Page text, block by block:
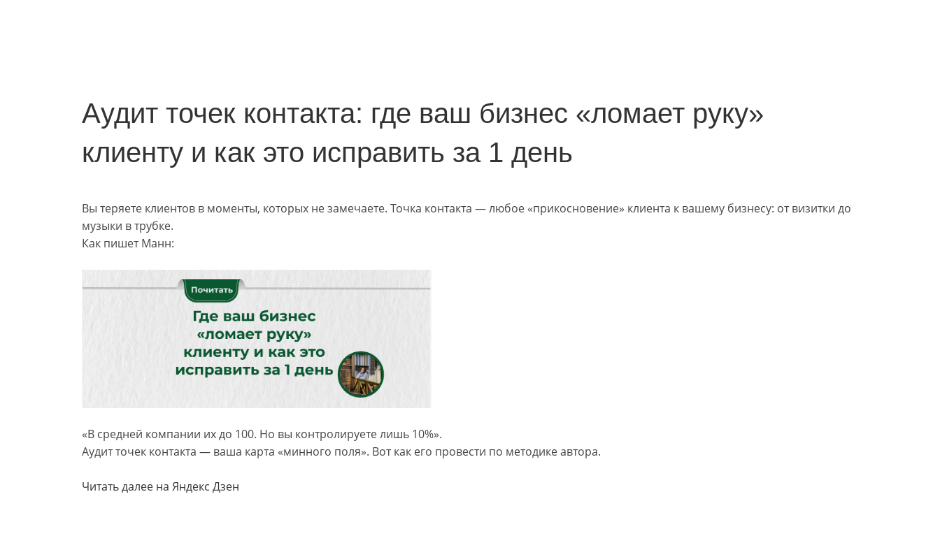
Аудит точек контакта: где ваш бизнес «ломает руку»
клиенту и как это исправить за 1 день
Вы теряете клиентов в моменты, которых не замечаете. Точка контакта — любое «прикосновение» клиента к вашему бизнесу: от визитки до
музыки в трубке.
Как пишет Манн:
«В средней компании их до 100. Но вы контролируете лишь 10%».
Аудит точек контакта — ваша карта «минного поля». Вот как его провести по методике автора.
Читать далее на Яндекс Дзен